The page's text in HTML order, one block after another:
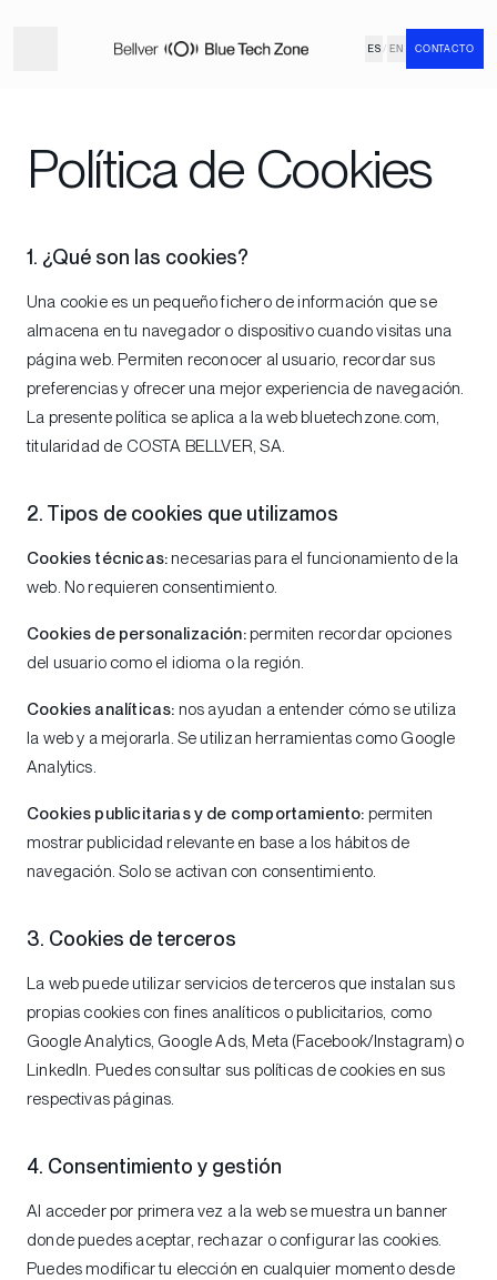
ES / EN CONTACTO
Política de Cookies
1. ¿Qué son las cookies?
Una cookie es un pequeño fichero de información que se
almacena en tu navegador o dispositivo cuando visitas una
página web. Permiten reconocer al usuario, recordar sus
preferencias y ofrecer una mejor experiencia de navegación.
La presente política se aplica a la web bluetechzone.com,
titularidad de COSTA BELLVER, SA.
2. Tipos de cookies que utilizamos
Cookies técnicas: necesarias para el funcionamiento de la
web. No requieren consentimiento.
Cookies de personalización:permiten recordar opciones
del usuario como el idioma o la región.
Cookies analíticas: nos ayudan a entender cómo se utiliza
la web y a mejorarla. Se utilizan herramientas como Google
Analytics.
Cookies publicitarias y de comportamiento: permiten
mostrar publicidad relevante en base a los hábitos de
navegación. Solo se activan con consentimiento.
3. Cookies de terceros
La web puede utilizar servicios de terceros que instalan sus
propias cookies con fines analíticos o publicitarios, como
Google Analytics, Google Ads, Meta (Facebook/Instagram) o
LinkedIn. Puedes consultar sus políticas de cookies en sus
respectivas páginas.
4. Consentimiento y gestión
Al acceder por primera vez a la web se muestra un banner
donde puedes aceptar, rechazar o configurar las cookies.
Puedes modificar tu elección en cualquier momento desde